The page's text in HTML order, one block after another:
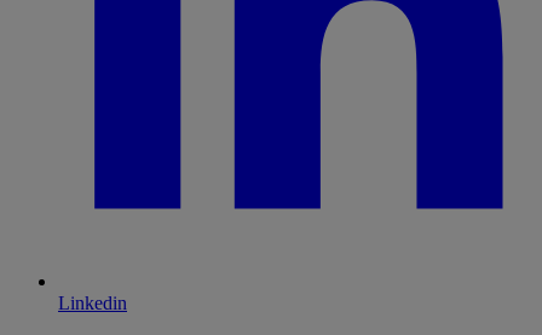
Linkedin